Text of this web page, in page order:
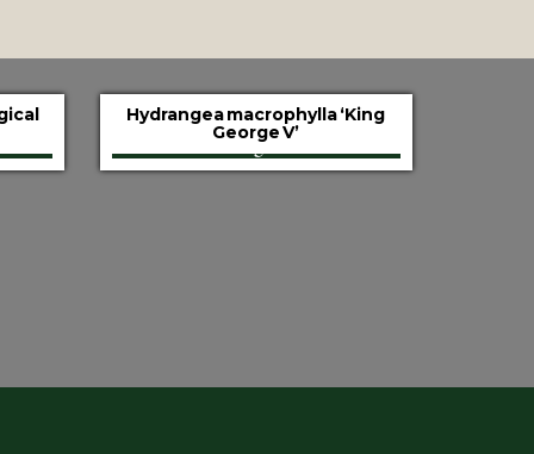
Hydrangea macrophylla ‘King
George V’